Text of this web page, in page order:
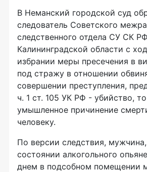
В Неманский городской суд
следователь Советского
следственного отдела СУ СК
Калининградской области с
избрании меры пресечения в
под стражу в отношении
совершении преступления,
ч. 1 ст. 105 УК РФ - убийство,
умышленное причинение
человеку.
По версии следствия,
состоянии алкогольного
днем в подсобном помещении